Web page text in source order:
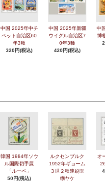
中国 2025年中チ
ベット自治区60
年3種
320円(税込)
中国 2025年新疆
ウイグル自治区7
0年3種
420円(税込)
中
博
韓国 1984年ソウ
ル国際切手展
「ルーペ」
50円(税込)
ルクセンブルク
1952年ギョーム
３世２種連刷※
糊ヤケ
オ